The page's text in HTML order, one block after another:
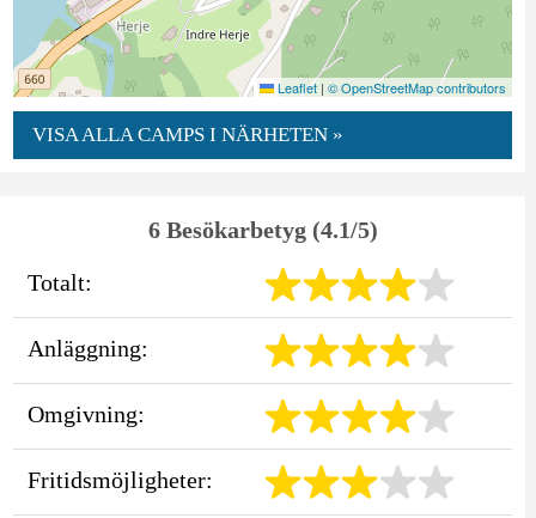
Leaflet | © OpenStreetMap contributors
VISA ALLA CAMPS I NÄRHETEN »
6 Besökarbetyg (4.1/5)
Totalt:
Anläggning:
Omgivning:
Fritidsmöjligheter: